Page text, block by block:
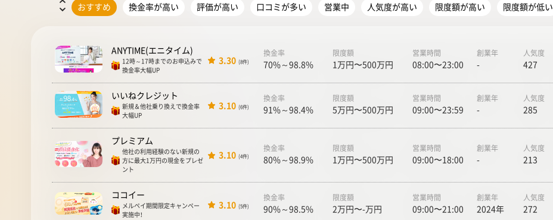
おすすめ 換金率が高い 評価が高い 口コミが多い 営業中 人気度が高い 限度額が高い 限度額が低い
ANYTIME(エニタイム)
12時～17時までのお申込みで
換金率大幅UP
3.30 (8件)
換金率
70%～98.8%
限度額
1万円〜500万円
営業時間
08:00〜23:00
創業年
-
人気度
427
いいねクレジット
新規＆他社乗り換えで換金率
大幅UP
3.10 (6件)
換金率
91%～98.4%
限度額
5万円〜500万円
営業時間
09:00〜23:59
創業年
-
人気度
285
プレミアム
他社の利用経験のない新規の
方に最大1万円の現金をプレゼ
ント
3.10 (4件)
換金率
80%～98.9%
限度額
1万円〜500万円
営業時間
09:00〜18:00
創業年
-
人気度
213
ココイー
メルペイ期間限定キャンペー
実施中！
3.10 (5件)
換金率
90%～98.5%
限度額
2万円〜-万円
営業時間
09:00〜21:00
創業年
2024年
人気度
272